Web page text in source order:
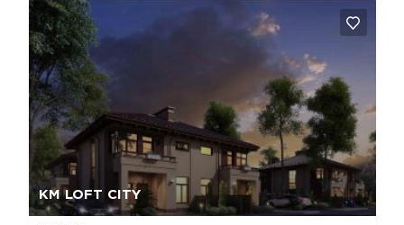
КМ LOFT CITY
Так, видалити Відміна